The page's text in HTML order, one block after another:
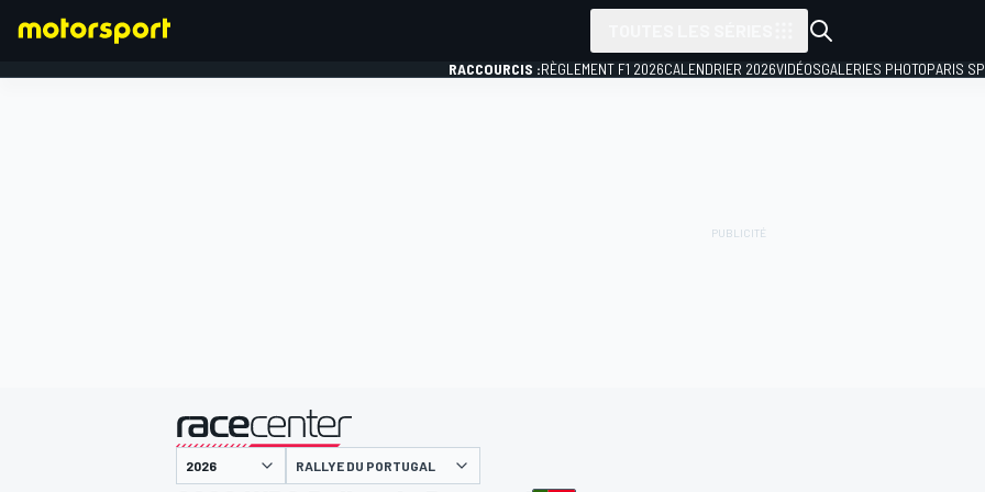
RACCOURCIS :RÈGLEMENT F1 2026CALENDRIER 2026VIDÉOSGALERIES PHOTOPARIS
présenté par
RALLYE DU PORTUGAL